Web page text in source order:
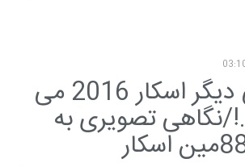
وتا ساعتی دیگر اسکار 2016 می
نگاهی تصویری به